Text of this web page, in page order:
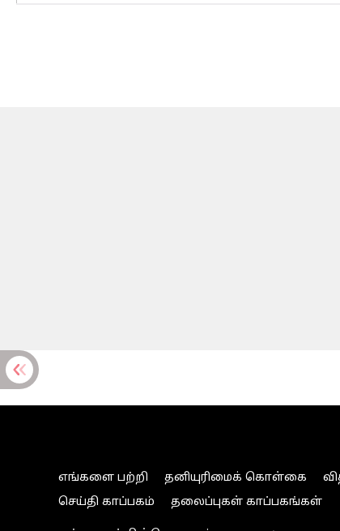
எங்களை பற்றி தனியுரிமைக் கொள்கை
செய்தி காப்பகம்
தலைப்புகள் காப்பகங்கள்